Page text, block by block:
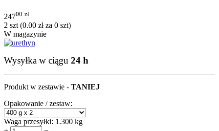
24700 zł
2 szt (0.00 złza 0 szt)
W magazynie
Wysyłka w ciągu 24 h
Produkt w zestawie - TANIEJ
Opakowanie / zestaw:
Waga przesyłki: 1.300 kg